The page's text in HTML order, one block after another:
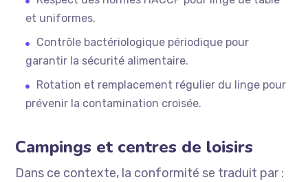
et uniformes.
Contrôle bactériologique périodique pour
garantir la sécurité alimentaire.
Rotation et remplacement régulier du linge pour
prévenir la contamination croisée.
Campings et centres de loisirs
Dans ce contexte, la conformité se traduit par :